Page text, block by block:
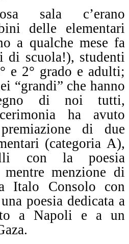
sala c’erano
delle elementari
a qualche mese fa
di scuola!), studenti
e 2° grado e adulti;
“grandi” che hanno
di noi tutti,
ha avuto
di due
(categoria A),
con la poesia
mentre menzione di
Italo Consolo con
poesia dedicata a
a Napoli e a un